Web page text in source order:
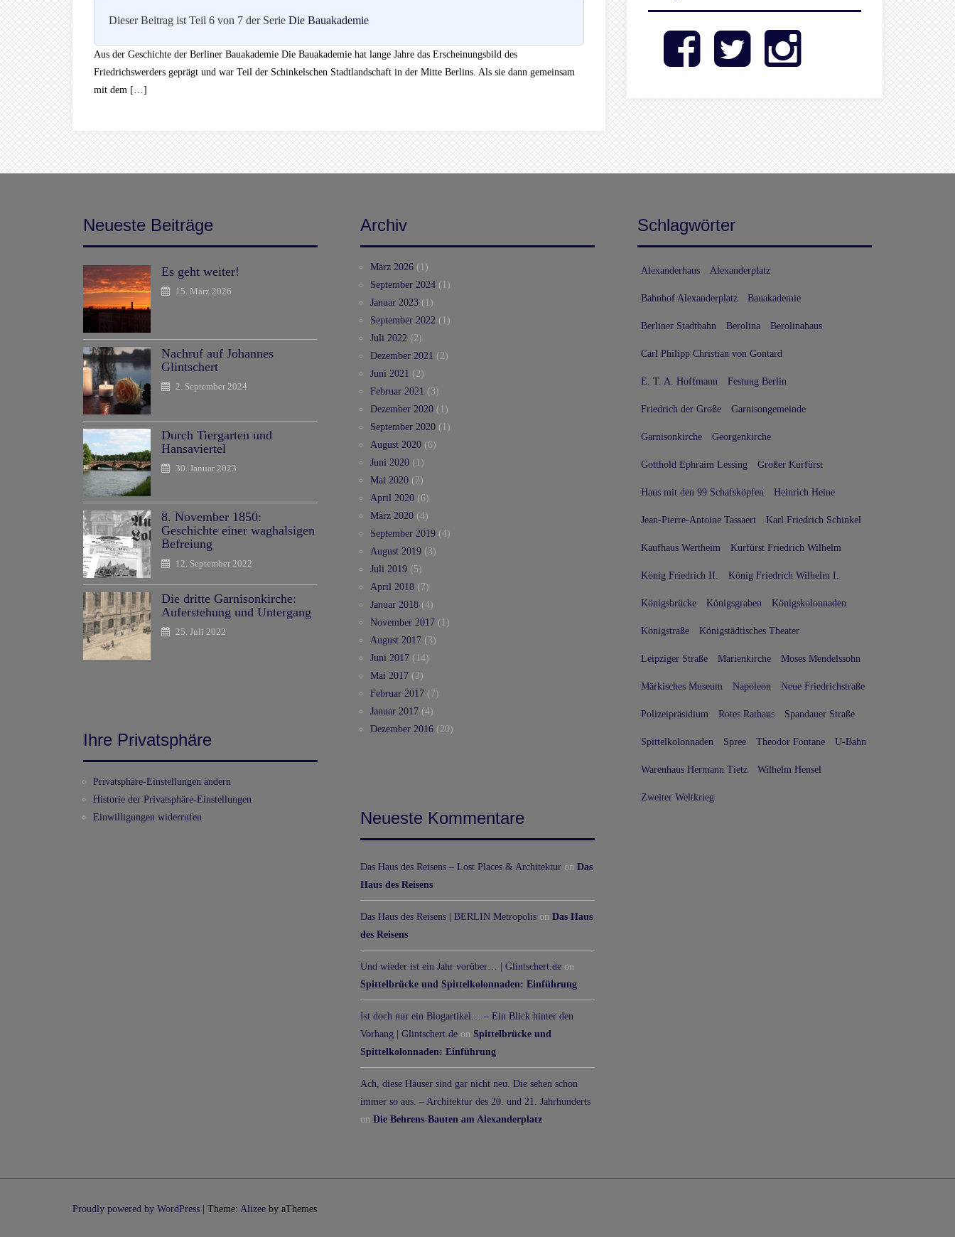
Dieser Beitrag ist Teil 6 von 7 der Serie Die Bauakademie
Aus der Geschichte der Berliner Bauakademie Die Bauakademie hat lange Jahre das Erscheinungsbild des
Friedrichswerders geprägt und war Teil der Schinkelschen Stadtlandschaft in der Mitte Berlins. Als sie dann gemeinsam
mit dem […]
Facebook Twitter Instagram
Neueste Beiträge
Es geht weiter!
15. März 2026
Nachruf auf Johannes
Glintschert
2. September 2024
Durch Tiergarten und
Hansaviertel
30. Januar 2023
8. November 1850:
Geschichte einer waghalsigen
Befreiung
12. September 2022
Die dritte Garnisonkirche:
Auferstehung und Untergang
25. Juli 2022
Ihre Privatsphäre
Privatsphäre-Einstellungen ändern
Historie der Privatsphäre-Einstellungen
Einwilligungen widerrufen
Archiv
März 2026 (1)
September 2024 (1)
Januar 2023 (1)
September 2022 (1)
Juli 2022 (2)
Dezember 2021 (2)
Juni 2021 (2)
Februar 2021 (3)
Dezember 2020 (1)
September 2020 (1)
August 2020 (6)
Juni 2020 (1)
Mai 2020 (2)
April 2020 (6)
März 2020 (4)
September 2019 (4)
August 2019 (3)
Juli 2019 (5)
April 2018 (7)
Januar 2018 (4)
November 2017 (1)
August 2017 (3)
Juni 2017 (14)
Mai 2017 (3)
Februar 2017 (7)
Januar 2017 (4)
Dezember 2016 (20)
Neueste Kommentare
Das Haus des Reisens – Lost Places & Architektur on Das
Haus des Reisens
Das Haus des Reisens | BERLIN Metropolis on Das Haus
des Reisens
Und wieder ist ein Jahr vorüber… | Glintschert.de on
Spittelbrücke und Spittelkolonnaden: Einführung
Ist doch nur ein Blogartikel… – Ein Blick hinter den
Vorhang | Glintschert.de on Spittelbrücke und
Spittelkolonnaden: Einführung
Ach, diese Häuser sind gar nicht neu. Die sehen schon
immer so aus. – Architektur des 20. und 21. Jahrhunderts
on Die Behrens-Bauten am Alexanderplatz
Schlagwörter
Alexanderhaus Alexanderplatz
Bahnhof Alexanderplatz Bauakademie
Berliner Stadtbahn Berolina Berolinahaus
Carl Philipp Christian von Gontard
E. T. A. Hoffmann Festung Berlin
Friedrich der Große Garnisongemeinde
Garnisonkirche Georgenkirche
Gotthold Ephraim Lessing Großer Kurfürst
Haus mit den 99 Schafsköpfen Heinrich Heine
Jean-Pierre-Antoine Tassaert Karl Friedrich Schinkel
Kaufhaus Wertheim Kurfürst Friedrich Wilhelm
König Friedrich II. König Friedrich Wilhelm I.
Königsbrücke Königsgraben Königskolonnaden
Königstraße Königstädtisches Theater
Leipziger Straße Marienkirche Moses Mendelssohn
Märkisches Museum Napoleon Neue Friedrichstraße
Polizeipräsidium Rotes Rathaus Spandauer Straße
Spittelkolonnaden Spree Theodor Fontane U-Bahn
Warenhaus Hermann Tietz Wilhelm Hensel
Zweiter Weltkrieg
Proudly powered by WordPress Theme: Alizee by aThemes